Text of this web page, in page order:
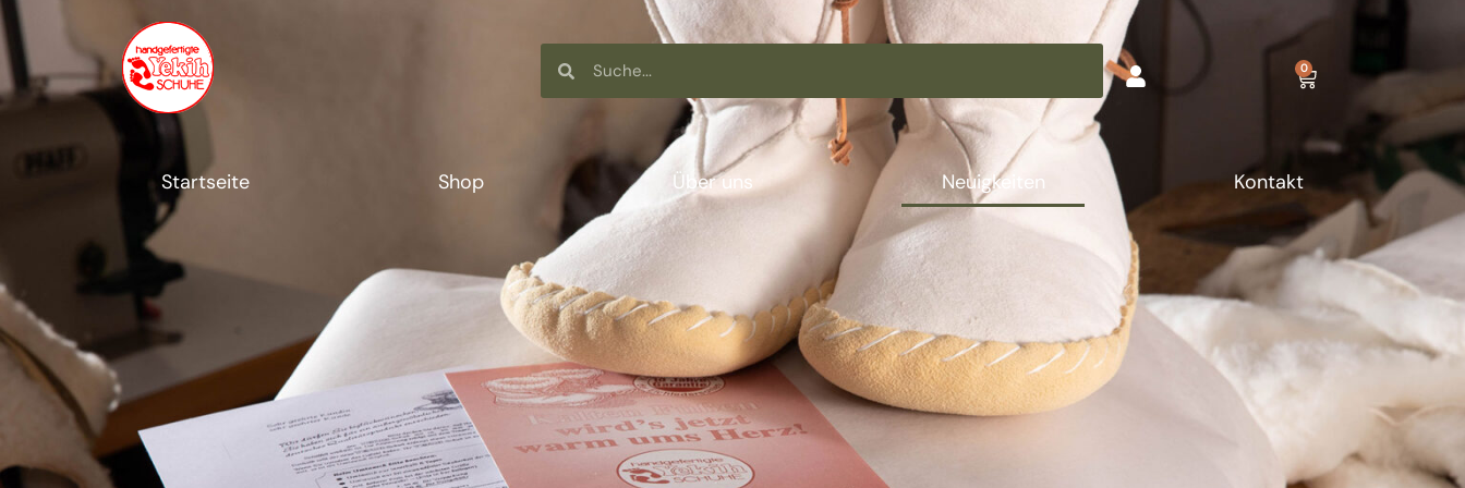
0
Startseite Shop Über uns Neuigkeiten Kontakt